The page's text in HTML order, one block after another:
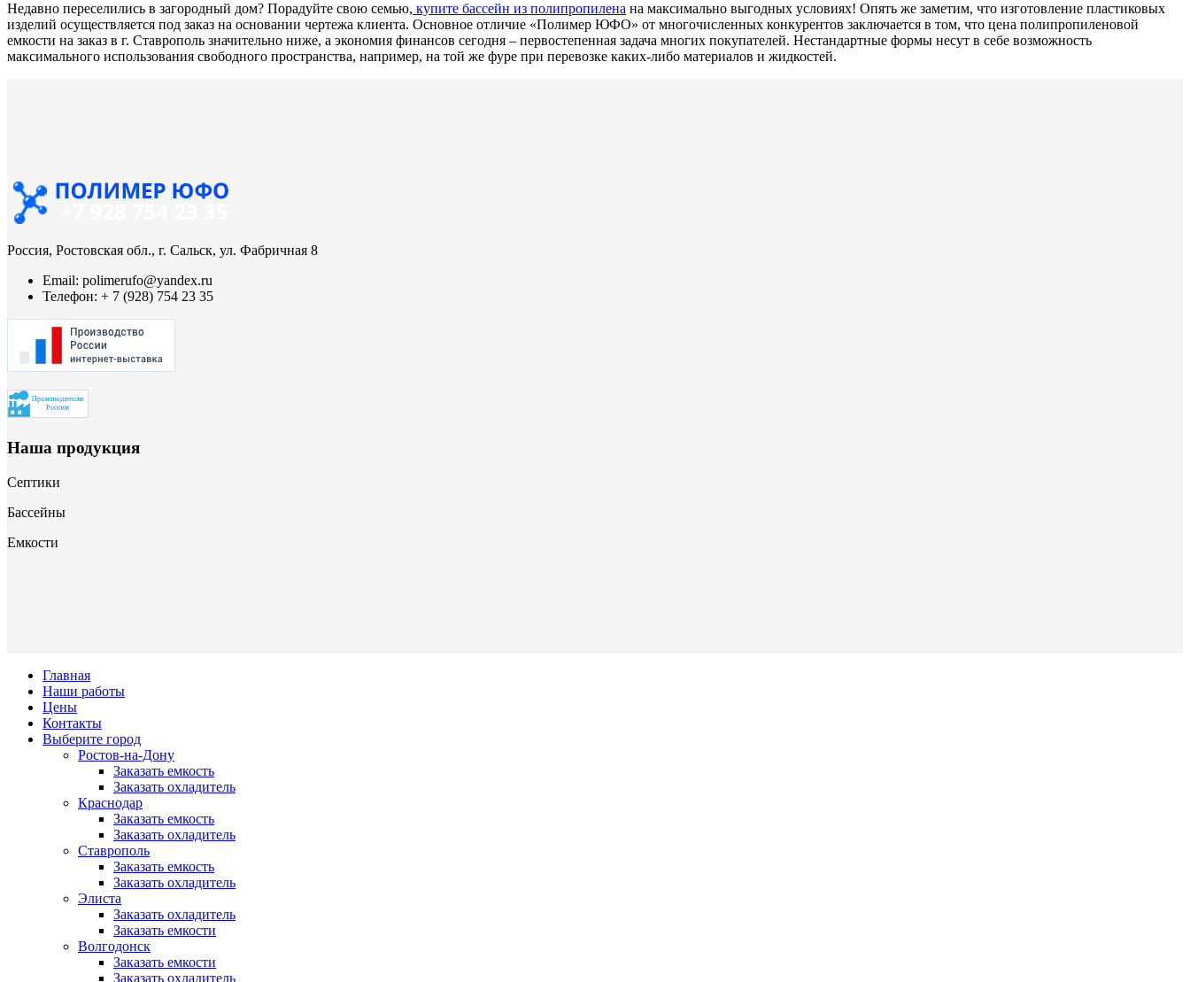
Недавно переселились в загородный дом? Порадуйте свою семью, купите бассейн из полипропилена на максимально выгодных условиях! Опять же заметим, что изготовление пластиковых
изделий осуществляется под заказ на основании чертежа клиента. Основное отличие «Полимер ЮФО» от многочисленных конкурентов заключается в том, что цена полипропиленовой
емкости на заказ в г. Ставрополь значительно ниже, а экономия финансов сегодня – первостепенная задача многих покупателей. Нестандартные формы несут в себе возможность
максимального использования свободного пространства, например, на той же фуре при перевозке каких-либо материалов и жидкостей.
Россия, Ростовская обл., г. Сальск, ул. Фабричная 8
Email: polimerufo@yandex.ru
Телефон: + 7 (928) 754 23 35
Наша продукция
Септики
Бассейны
Емкости
Главная
Наши работы
Цены
Контакты
Выберите город
Ростов-на-Дону
Заказать емкость
Заказать охладитель
Краснодар
Заказать емкость
Заказать охладитель
Ставрополь
Заказать емкость
Заказать охладитель
Элиста
Заказать охладитель
Заказать емкости
Волгодонск
Заказать емкости
Заказать охладитель